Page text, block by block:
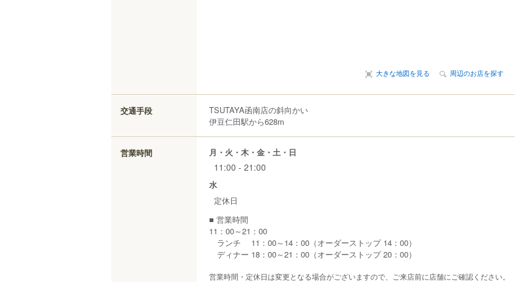
大きな地図を見る 周辺のお店を探す
交通手段
TSUTAYA函南店の斜向かい
伊豆仁田駅から628m
営業時間 月・火・木・金・土・日
11:00 - 21:00
水
定休日
■ 営業時間
11：00～21：00
ランチ 11：00～14：00（オーダーストップ 14：00）
ディナー 18：00～21：00（オーダーストップ 20：00）
営業時間・定休日は変更となる場合がございますので、ご来店前に店舗にご確認ください。